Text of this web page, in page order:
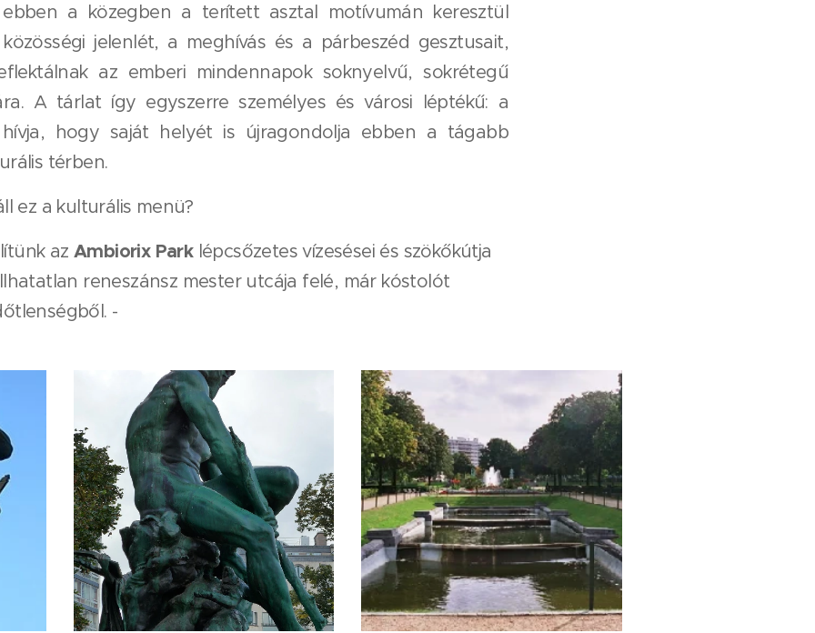
a közegben a terített asztal motívumán keresztül
jelenlét, a meghívás és a párbeszéd gesztusait,
az emberi mindennapok soknyelvű, sokrétegű
A tárlat így egyszerre személyes és városi léptékű: a
hogy saját helyét is újragondolja ebben a tágabb
térben.
ez a kulturális menü?
az Ambiorix Parklépcsőzetes vízesései és szökőkútja
reneszánsz mester utcája felé, már kóstolót
-